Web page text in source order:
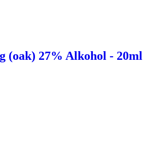
(oak) 27% Alkohol - 20ml